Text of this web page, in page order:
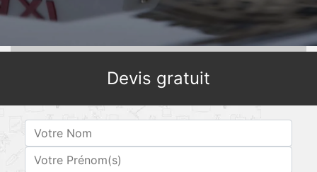
Devis gratuit